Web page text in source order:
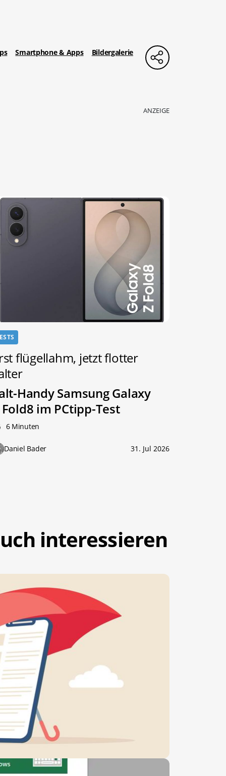
Smartphone & Apps Bildergalerie
ANZEIGE
flügellahm, jetzt flotter
Handy Samsung Galaxy
im PCtipp-Test
6 Minuten
Daniel Bader 31. Jul 2026
interessieren